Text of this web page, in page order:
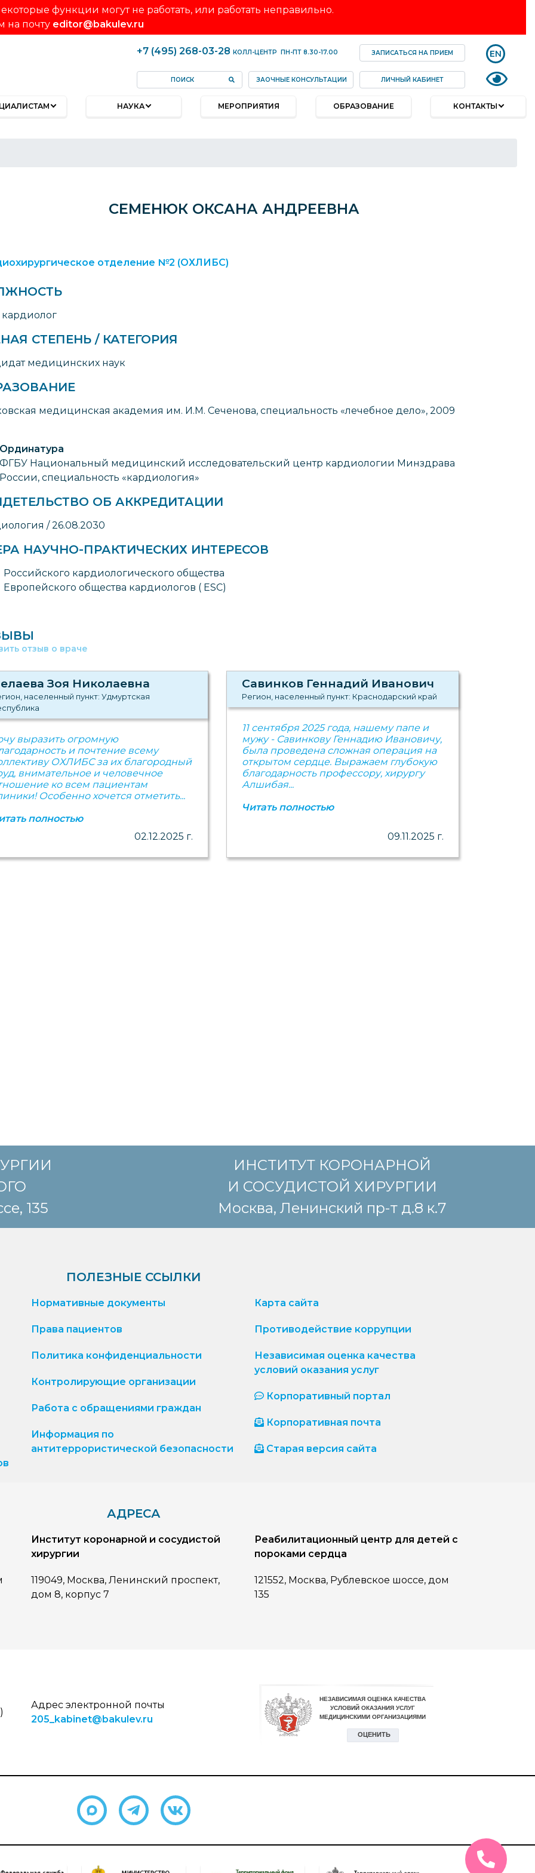
функции могут не работать, или работать неправильно.
на почту editor@bakulev.ru
+7 (495) 268-03-28 КОЛЛ-ЦЕНТР ПН-ПТ 8.30-17.00 ЗАПИСАТЬСЯ НА ПРИЕМ
ЗАОЧНЫЕ КОНСУЛЬТАЦИИ ЛИЧНЫЙ КАБИНЕТ
EN
НАУКА МЕРОПРИЯТИЯ ОБРАЗОВАНИЕ КОНТАКТЫ
СЕМЕНЮК ОКСАНА АНДРЕЕВНА
отделение №2 (ОХЛИБС)
кардиолог
СТЕПЕНЬ / КАТЕГОРИЯ
медицинских наук
медицинская академия им. И.М. Сеченова, специальность «лечебное дело», 2009
Национальный медицинский исследовательский центр кардиологии Минздрава
специальность «кардиология»
ОБ АККРЕДИТАЦИИ
/ 26.08.2030
НАУЧНО-ПРАКТИЧЕСКИХ ИНТЕРЕСОВ
Российского кардиологического общества
общества кардиологов ( ESC)
отзыв о враче
Зоя Николаевна
населенный пункт: Удмуртская
выразить огромную
и почтение всему
ОХЛИБС за их благородный
внимательное и человечное
ко всем пациентам
Особенно хочется отметить...
полностью
02.12.2025 г.
Савинков Геннадий Иванович
Регион, населенный пункт: Краснодарский край
11 сентября 2025 года, нашему папе и
мужу - Савинкову Геннадию Ивановичу,
была проведена сложная операция на
открытом сердце. Выражаем глубокую
благодарность профессору, хирургу
Алшибая...
Читать полностью
09.11.2025 г.
135
ИНСТИТУТ КОРОНАРНОЙ
И СОСУДИСТОЙ ХИРУРГИИ
Москва, Ленинский пр-т д.8 к.7
ПОЛЕЗНЫЕ ССЫЛКИ
Нормативные документы
Права пациентов
Политика конфиденциальности
Контролирующие организации
Работа с обращениями граждан
Информация по
антитеррористической безопасности
Карта сайта
Противодействие коррупции
Независимая оценка качества
условий оказания услуг
Корпоративный портал
Корпоративная почта
Старая версия сайта
АДРЕСА
Институт коронарной и сосудистой
хирургии
119049, Москва, Ленинский проспект,
дом 8, корпус 7
Реабилитационный центр для детей с
пороками сердца
121552, Москва, Рублевское шоссе, дом
135
Адрес электронной почты
205_kabinet@bakulev.ru